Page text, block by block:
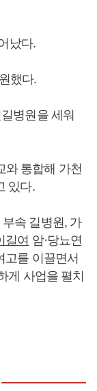
났다.
했다.
병원을 세워
와 통합해 가천
있다.
속 길병원, 가
길여 암·당뇨연
고를 이끌면서
게 사업을 펼치